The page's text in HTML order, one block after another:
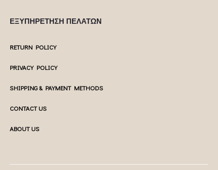
ΕΞΥΠΗΡΕΤΗΣΗ ΠΕΛΑΤΩΝ
RETURN POLICY
PRIVACY POLICY
SHIPPING & PAYMENT METHODS
CONTACT US
ABOUT US